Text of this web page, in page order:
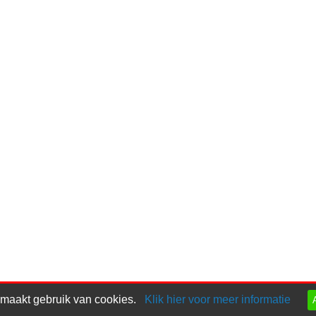
gebruik van cookies. Klik hier voor meer informatie